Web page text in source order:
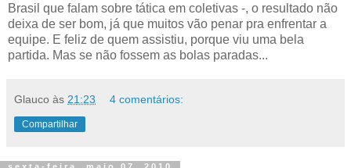
Brasil que falam sobre tática em coletivas -, o resultado não
deixa de ser bom, já que muitos vão penar pra enfrentar a
equipe. E feliz de quem assistiu, porque viu uma bela
partida. Mas se não fossem as bolas paradas...
Glauco às 21:23 4 comentários:
Compartilhar